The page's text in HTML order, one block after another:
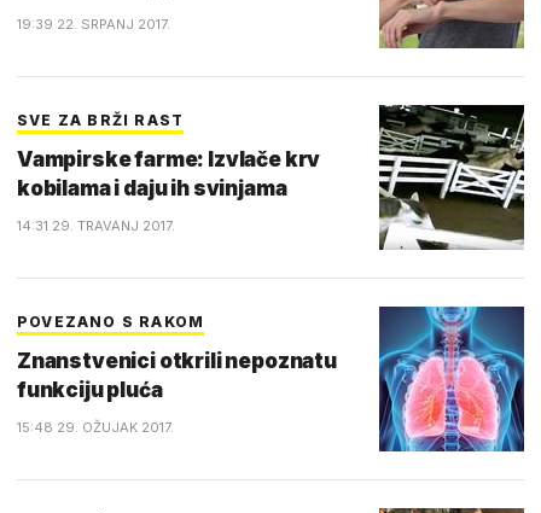
19:39 22. SRPANJ 2017.
SVE ZA BRŽI RAST
Vampirske farme: Izvlače krv
kobilama i daju ih svinjama
14:31 29. TRAVANJ 2017.
POVEZANO S RAKOM
Znanstvenici otkrili nepoznatu
funkciju pluća
15:48 29. OŽUJAK 2017.